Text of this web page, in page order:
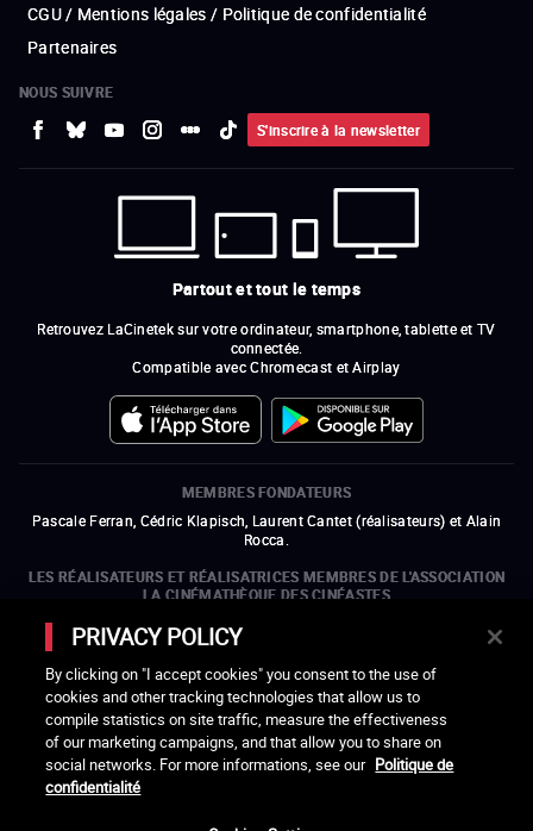
CGU / Mentions légales / Politique de confidentialité
Partenaires
NOUS SUIVRE
S'inscrire à la newsletter
Partout et tout le temps
Retrouvez LaCinetek sur votre ordinateur, smartphone, tablette et TV
connectée.
Compatible avec Chromecast et Airplay
MEMBRES FONDATEURS
Pascale Ferran, Cédric Klapisch, Laurent Cantet (réalisateurs) et Alain
Rocca.
LES RÉALISATEURS ET RÉALISATRICES MEMBRES DE L'ASSOCIATION
LA CINÉMATHÈQUE DES CINÉASTES
Olivier Assayas, Bertrand Bonello, Michel Hazanavicius (représentant de
l'ARP), Rebecca Zlotowski et Mikael Buch (représentant de la SRF)
LES ORGANISMES MEMBRES DE L'ASSOCIATION LA CINÉMATHÈQUE
DES CINÉASTES
PRIVACY POLICY
By clicking on "I accept cookies" you consent to the use of
cookies and other tracking technologies that allow us to
compile statistics on site traffic, measure the effectiveness
of our marketing campaigns, and that allow you to share on
social networks. For more informations, see our Politique de
confidentialité